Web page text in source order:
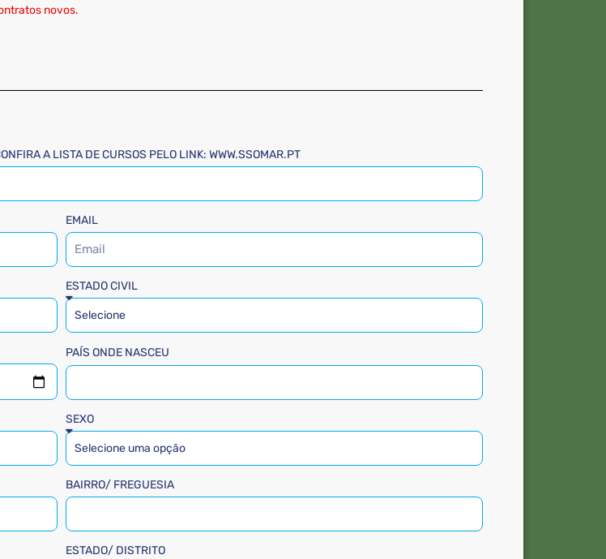
novos.
A LISTA DE CURSOS PELO LINK: WWW.SSOMAR.PT
EMAIL
ESTADO CIVIL
PAÍS ONDE NASCEU
SEXO
BAIRRO/ FREGUESIA
ESTADO/ DISTRITO